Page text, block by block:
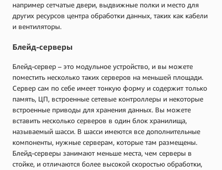
например сетчатые двери, выдвижные полки и место для
других ресурсов центра обработки данных, таких как кабели
и вентиляторы.
Блейд-серверы
Блейд-сервер – это модульное устройство, и вы можете
поместить несколько таких серверов на меньшей площади.
Сервер сам по себе имеет тонкую форму и содержит только
память, ЦП, встроенные сетевые контроллеры и некоторые
встроенные приводы для хранения данных. Вы можете
вставить несколько серверов в один блок хранилища,
называемый шасси. В шасси имеются все дополнительные
компоненты, нужные серверам, которые там размещены.
Блейд-серверы занимают меньше места, чем серверы в
стойке, и отличаются более высокой скоростью обработки,